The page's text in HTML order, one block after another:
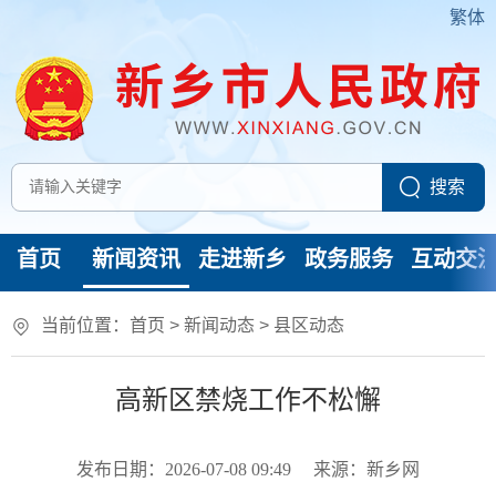
繁体
首页 新闻资讯 走进新乡 政务服务 互动交
当前位置： 首页 > 新闻动态 > 县区动态
高新区禁烧工作不松懈
发布日期：2026-07-08 09:49
来源：新乡网